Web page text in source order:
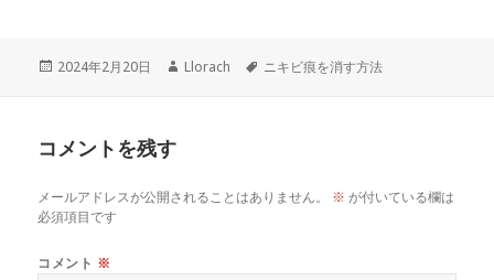
投
2024年2月20日
作
Llorach
タ
ニキビ痕を消す方法
コメントを残す
メールアドレスが公開されることはありません。 ※ が付いている欄は
必須項目です
コメント ※